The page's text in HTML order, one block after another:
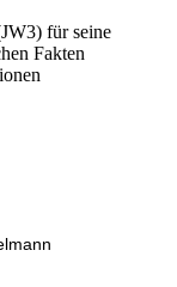
für seine
Fakten